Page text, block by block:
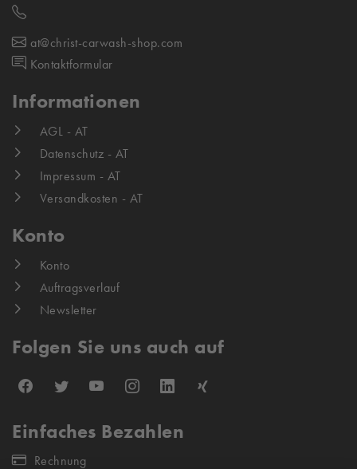
at@christ-carwash-shop.com
Kontaktformular
Informationen
AGL - AT
Datenschutz - AT
Impressum - AT
Versandkosten - AT
Konto
Konto
Auftragsverlauf
Newsletter
Folgen Sie uns auch auf
Einfaches Bezahlen
Rechnung